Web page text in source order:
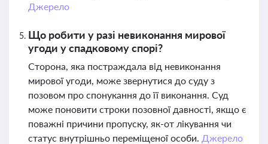
Джерело
Що робити у разі невиконання мирової
угоди у спадковому спорі?
Сторона, яка постраждала від невиконання
мирової угоди, може звернутися до суду з
позовом про спонукання до її виконання. Суд
може поновити строки позовної давності, якщо є
поважні причини пропуску, як-от лікування чи
статус внутрішньо переміщеної особи. Джерело